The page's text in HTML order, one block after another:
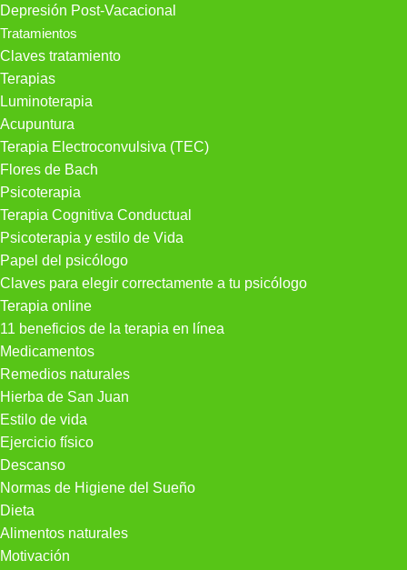
Depresión Post-Vacacional
Tratamientos
Claves tratamiento
Terapias
Luminoterapia
Acupuntura
Terapia Electroconvulsiva (TEC)
Flores de Bach
Psicoterapia
Terapia Cognitiva Conductual
Psicoterapia y estilo de Vida
Papel del psicólogo
Claves para elegir correctamente a tu psicólogo
Terapia online
11 beneficios de la terapia en línea
Medicamentos
Remedios naturales
Hierba de San Juan
Estilo de vida
Ejercicio físico
Descanso
Normas de Higiene del Sueño
Dieta
Alimentos naturales
Motivación